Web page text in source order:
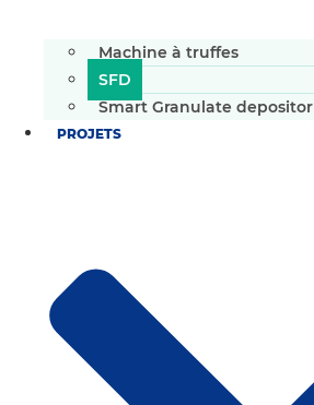
Machine à truffes
SFD
Smart Granulate depositor
PROJETS